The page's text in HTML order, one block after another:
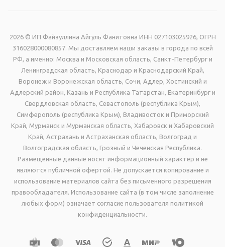
2026 © ИП Файзуллина Айгуль Фанитовна ИНН 027103025926, ОГРН
316028000080857. Мы доставляем наши заказы в города по всей
РФ, а именно: Москва и Московская область, Санкт-Петербург и
Ленинградская область, Краснодар и Краснодарский Край,
Воронеж и Воронежская область, Сочи, Адлер, Хостинский и
Адлерский район, Казань и Республика Татарстан, Екатеринбург и
Свердловская область, Севастополь (республика Крым),
Симферополь (республика Крым), Владивосток и Приморский
Край, Мурманск и Мурманская область, Хабаровск и Хабаровский
Край, Астрахань и Астраханская область, Волгоград и
Волгоградская область, Грозный и Чеченская Республика.
Размещенные данные носят информационный характер и не
являются публичной офертой. Не допускается копирование и
использование материалов сайта без письменного разрешения
правообладателя. Использование сайта (в том числе заполнение
любых форм) означает согласие пользователя политикой
конфиденциальности.